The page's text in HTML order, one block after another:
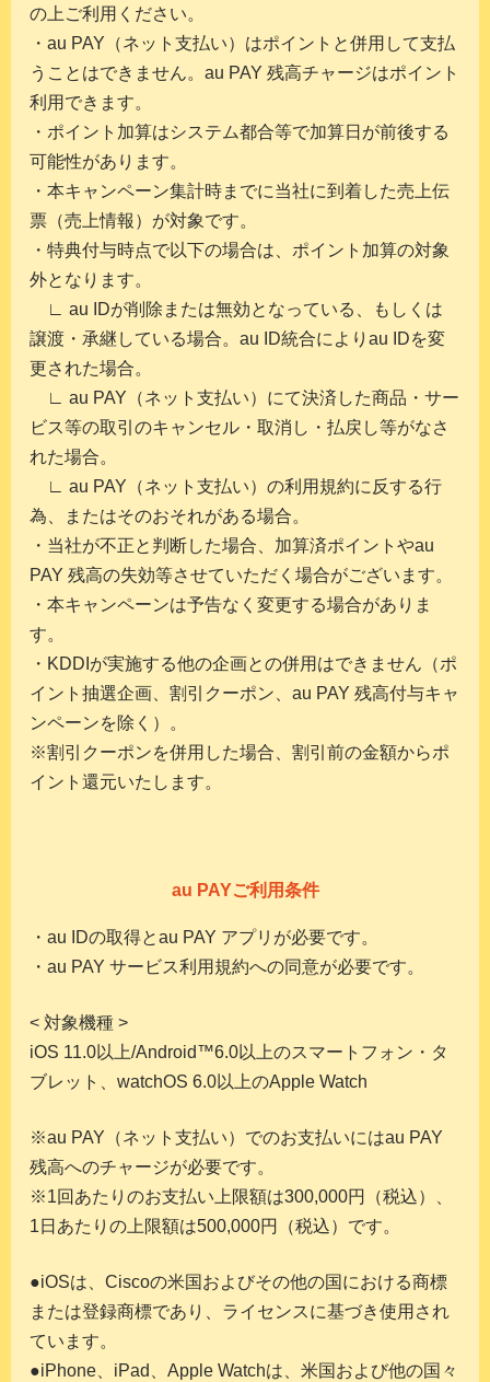
の上ご利用ください。
・au PAY（ネット支払い）はポイントと併用して支払
うことはできません。au PAY 残高チャージはポイント
利用できます。​
・ポイント加算はシステム都合等で加算日が前後する
可能性があります。
・本キャンペーン集計時までに当社に到着した売上伝
票（売上情報）が対象です。
・特典付与時点で以下の場合は、ポイント加算の対象
外となります。
∟ au IDが削除または無効となっている、もしくは
譲渡・承継している場合。au ID統合によりau IDを変
更された場合。
∟ au PAY（ネット支払い）にて決済した商品・サー
ビス等の取引のキャンセル・取消し・払戻し等がなさ
れた場合。
∟ au PAY（ネット支払い）の利用規約に反する行
為、またはそのおそれがある場合。
・当社が不正と判断した場合、加算済ポイントやau
PAY 残高の失効等させていただく場合がございます。
・本キャンペーンは予告なく変更する場合がありま
す。
・KDDIが実施する他の企画との併用はできません（ポ
イント抽選企画、割引クーポン、au PAY 残高付与キャ
ンペーンを除く）。
※割引クーポンを併用した場合、割引前の金額からポ
イント還元いたします。
au PAYご利用条件
・au IDの取得とau PAY アプリが必要です。
・au PAY サービス利用規約への同意が必要です。
< 対象機種 >
iOS 11.0以上/Android™6.0以上のスマートフォン・タ
ブレット、watchOS 6.0以上のApple Watch
※au PAY（ネット支払い）でのお支払いにはau PAY
残高へのチャージが必要です。
※1回あたりのお支払い上限額は300,000円（税込）、
1日あたりの上限額は500,000円（税込）です。
●iOSは、Ciscoの米国およびその他の国における商標
または登録商標であり、ライセンスに基づき使用され
ています。
●iPhone、iPad、Apple Watchは、米国および他の国々